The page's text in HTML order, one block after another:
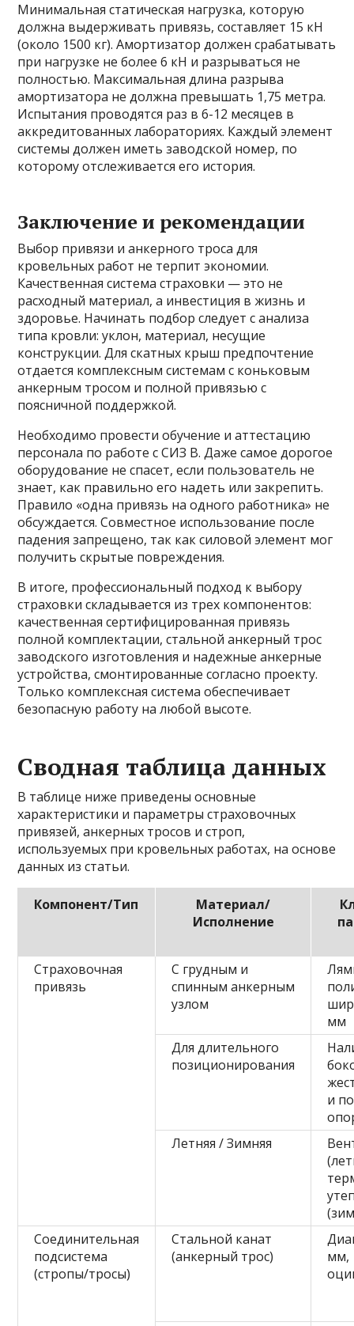
Минимальная статическая нагрузка, которую
должна выдерживать привязь, составляет 15 кН
(около 1500 кг). Амортизатор должен срабатывать
при нагрузке не более 6 кН и разрываться не
полностью. Максимальная длина разрыва
амортизатора не должна превышать 1,75 метра.
Испытания проводятся раз в 6-12 месяцев в
аккредитованных лабораториях. Каждый элемент
системы должен иметь заводской номер, по
которому отслеживается его история.
Заключение и рекомендации
Выбор привязи и анкерного троса для
кровельных работ не терпит экономии.
Качественная система страховки — это не
расходный материал, а инвестиция в жизнь и
здоровье. Начинать подбор следует с анализа
типа кровли: уклон, материал, несущие
конструкции. Для скатных крыш предпочтение
отдается комплексным системам с коньковым
анкерным тросом и полной привязью с
поясничной поддержкой.
Необходимо провести обучение и аттестацию
персонала по работе с СИЗ В. Даже самое дорогое
оборудование не спасет, если пользователь не
знает, как правильно его надеть или закрепить.
Правило «одна привязь на одного работника» не
обсуждается. Совместное использование после
падения запрещено, так как силовой элемент мог
получить скрытые повреждения.
В итоге, профессиональный подход к выбору
страховки складывается из трех компонентов:
качественная сертифицированная привязь
полной комплектации, стальной анкерный трос
заводского изготовления и надежные анкерные
устройства, смонтированные согласно проекту.
Только комплексная система обеспечивает
безопасную работу на любой высоте.
Сводная таблица данных
В таблице ниже приведены основные
характеристики и параметры страховочных
привязей, анкерных тросов и строп,
используемых при кровельных работах, на основе
данных из статьи.
Компонент/Тип
Материал/
Исполнение
Страховочная
привязь
С грудным и
спинным анкерным
узлом
мм
Для длительного
позиционирования
и
Летняя / Зимняя
Соединительная
подсистема
(стропы/тросы)
Стальной канат
(анкерный трос)
мм,